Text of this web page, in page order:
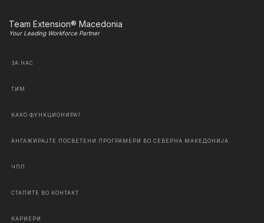
Team Extension® Macedonia
Your Leading Workforce Partner
ЗА НАС
ТИМ
КАКО ФУНКЦИОНИРА?
АНГАЖИРАЈТЕ ПОСВЕТЕНИ ПРОГРАМЕРИ ВО СЕВЕРНА МАКЕДОНИЈА
ЧПП
СТАПИТЕ ВО КОНТАКТ
КАРИЕРИ